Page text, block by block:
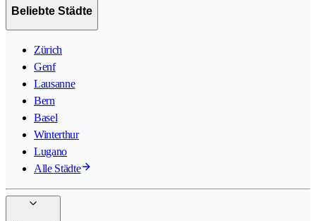
Beliebte Städte
Zürich
Genf
Lausanne
Bern
Basel
Winterthur
Lugano
Alle Städte